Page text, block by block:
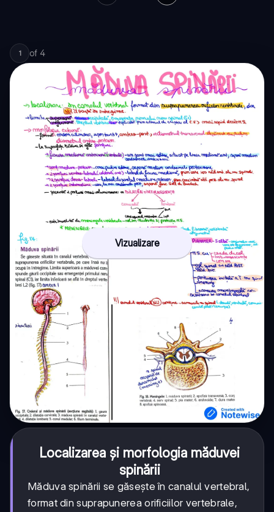
1 of 4
Vizualizare
Localizarea și morfologia măduvei
spinării
Măduva spinării se găsește în canalul vertebral,
format din suprapunerea orificiilor vertebrale,